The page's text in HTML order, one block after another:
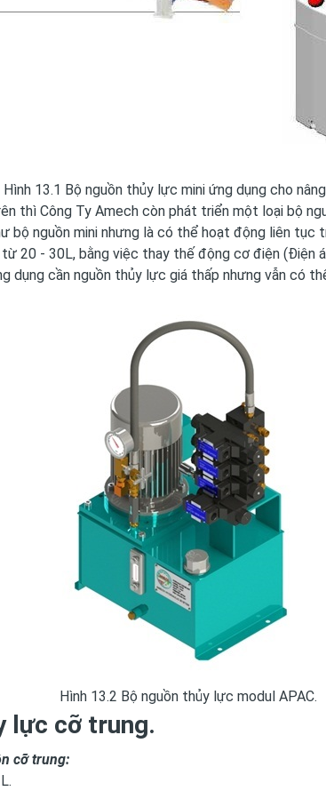
Hình 13.1 Bộ nguồn thủy lực mini ứng dụng cho
thì Công Ty Amech còn phát triển một loại bộ
bộ nguồn mini nhưng là có thể hoạt động liên tục
20 - 30L, bằng việc thay thế động cơ điện (Điện
dụng cần nguồn thủy lực giá thấp nhưng vẫn có
Hình 13.2 Bộ nguồn thủy lực modul APAC.
lực cỡ trung.
cỡ trung:
L.